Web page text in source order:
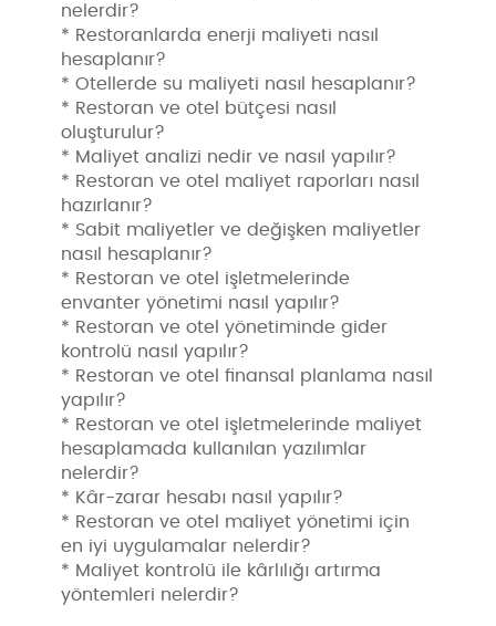
nelerdir?
* Restoranlarda enerji maliyeti nasıl
hesaplanır?
* Otellerde su maliyeti nasıl hesaplanır?
* Restoran ve otel bütçesi nasıl
oluşturulur?
* Maliyet analizi nedir ve nasıl yapılır?
* Restoran ve otel maliyet raporları nasıl
hazırlanır?
* Sabit maliyetler ve değişken maliyetler
nasıl hesaplanır?
* Restoran ve otel işletmelerinde
envanter yönetimi nasıl yapılır?
* Restoran ve otel yönetiminde gider
kontrolü nasıl yapılır?
* Restoran ve otel finansal planlama nasıl
yapılır?
* Restoran ve otel işletmelerinde maliyet
hesaplamada kullanılan yazılımlar
nelerdir?
* Kâr-zarar hesabı nasıl yapılır?
* Restoran ve otel maliyet yönetimi için
en iyi uygulamalar nelerdir?
* Maliyet kontrolü ile kârlılığı artırma
yöntemleri nelerdir?